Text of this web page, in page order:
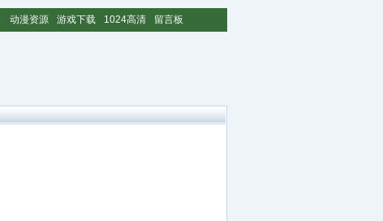
动漫资源 游戏下载 1024高清 留言板